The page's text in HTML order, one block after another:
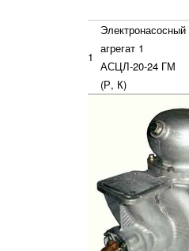
1
Электронасосный
агрегат 1
АСЦЛ-20-24 ГМ
(Р, К)